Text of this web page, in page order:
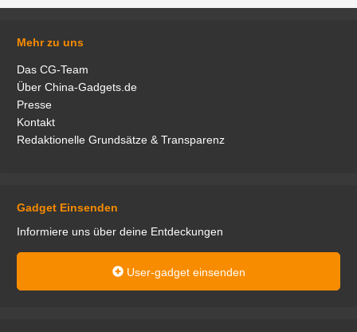
Mehr zu uns
Das CG-Team
Über China-Gadgets.de
Presse
Kontakt
Redaktionelle Grundsätze & Transparenz
Gadget Einsenden
Informiere uns über deine Entdeckungen
User-gadget einsenden